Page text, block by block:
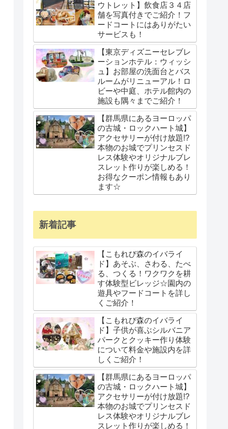
ウトレット】飲食店３４店
舗を写真付きでご紹介！フ
ードコートにはありがたい
サービスも！
【東京ディズニーセレブレ
ーションホテル：ウィッシ
ュ】お部屋の洗面台とバス
ルームがリニューアル！ロ
ビーや中庭、ホテル館内の
施設も隅々までご紹介！
【群馬県にあるヨーロッパ
の古城・ロックハート城】
アクセサリーが付け放題!?
本物のお城でプリンセスド
レス体験やオリジナルブレ
スレット作りが楽しめる！
お得なクーポン情報もあり
ます☆
新着記事
【こもれび森のイバライ
ド】あそぶ、さわる、たべ
る、つくる！ワクワクを耕
す体験型ビレッジ☆園内の
遊具やフードコートを詳し
くご紹介！
【こもれび森のイバライ
ド】子供が喜ぶシルバニア
パークとクッキー作り体験
について料金や施設内を詳
しくご紹介！
【群馬県にあるヨーロッパ
の古城・ロックハート城】
アクセサリーが付け放題!?
本物のお城でプリンセスド
レス体験やオリジナルブレ
スレット作りが楽しめる！